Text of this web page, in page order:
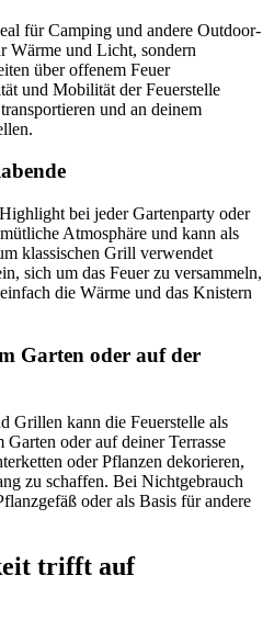
für Camping und andere Outdoor-
Wärme und Licht, sondern
über offenem Feuer
und Mobilität der Feuerstelle
und an deinem
bei jeder Gartenparty oder
Atmosphäre und kann als
klassischen Grill verwendet
sich um das Feuer zu versammeln,
die Wärme und das Knistern
Garten oder auf der
Grillen kann die Feuerstelle als
oder auf deiner Terrasse
oder Pflanzen dekorieren,
zu schaffen. Bei Nichtgebrauch
oder als Basis für andere
trifft auf